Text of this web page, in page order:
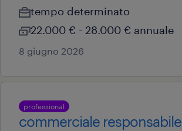
tempo determinato
22.000 € - 28.000 € annuale
8 giugno 2026
professional
commerciale responsabile